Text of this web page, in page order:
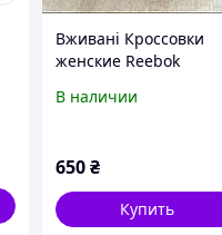
Вживані Кроссовки
женские Reebok
виробництво В'єтнам
В наличии
650 ₴
Купить